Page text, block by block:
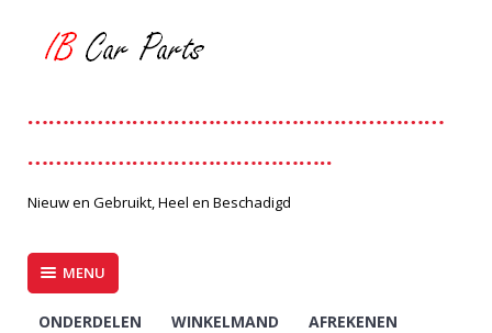
content
……………………………………………………
……………………………………..
Nieuw en Gebruikt, Heel en Beschadigd
MENU
ONDERDELEN WINKELMAND AFREKENEN